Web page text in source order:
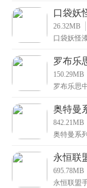
验。
口袋妖
26.32MB
口袋妖怪
罗布乐
150.29MB
罗布乐思
主题
奥特曼
842.21MB
奥特曼系
永恒联
695.78MB
永恒联盟